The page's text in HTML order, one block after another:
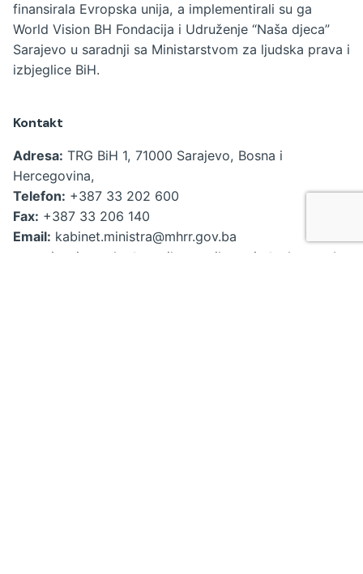
finansirala Evropska unija, a implementirali su ga
World Vision BH Fondacija i Udruženje “Naša djeca”
Sarajevo u saradnji sa Ministarstvom za ljudska prava i
izbjeglice BiH.
Kontakt
Adresa: TRG BiH 1, 71000 Sarajevo, Bosna i
Hercegovina,
Telefon: +387 33 202 600
Fax: +387 33 206 140
Email: kabinet.ministra@mhrr.gov.ba
povezivanjetacaka@gmail.com
ajla.nanic@mhrr.gov.ba